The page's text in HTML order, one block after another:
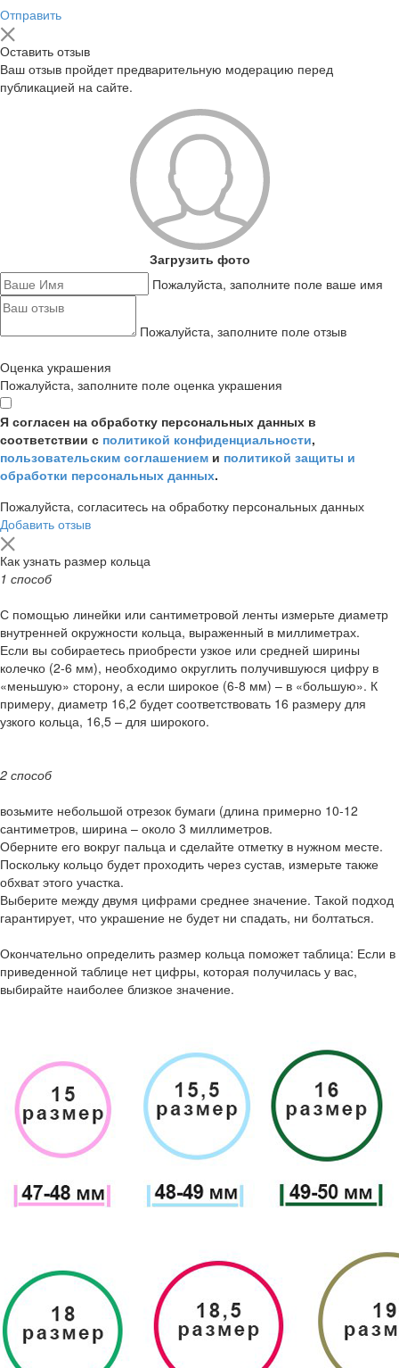
Отправить
Оставить отзыв
Ваш отзыв пройдет предварительную модерацию перед
публикацией на сайте.
Загрузить фото
Пожалуйста, заполните поле ваше имя
Пожалуйста, заполните поле отзыв
Оценка украшения
Пожалуйста, заполните поле оценка украшения
Я согласен на обработку персональных данных в
соответствии с политикой конфиденциальности,
пользовательским соглашением и политикой защиты и
обработки персональных данных.
Пожалуйста, согласитесь на обработку персональных данных
Добавить отзыв
Как узнать размер кольца
1 способ
С помощью линейки или сантиметровой ленты измерьте диаметр
внутренней окружности кольца, выраженный в миллиметрах.
Если вы собираетесь приобрести узкое или средней ширины
колечко (2-6 мм), необходимо округлить получившуюся цифру в
«меньшую» сторону, а если широкое (6-8 мм) – в «большую». К
примеру, диаметр 16,2 будет соответствовать 16 размеру для
узкого кольца, 16,5 – для широкого.
2 способ
возьмите небольшой отрезок бумаги (длина примерно 10-12
сантиметров, ширина – около 3 миллиметров.
Оберните его вокруг пальца и сделайте отметку в нужном месте.
Поскольку кольцо будет проходить через сустав, измерьте также
обхват этого участка.
Выберите между двумя цифрами среднее значение. Такой подход
гарантирует, что украшение не будет ни спадать, ни болтаться.
Окончательно определить размер кольца поможет таблица: Если в
приведенной таблице нет цифры, которая получилась у вас,
выбирайте наиболее близкое значение.